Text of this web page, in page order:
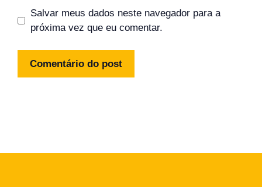
Salvar meus dados neste navegador para a
próxima vez que eu comentar.